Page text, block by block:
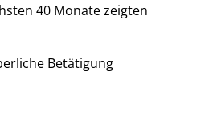
40 Monate zeigten
Betätigung